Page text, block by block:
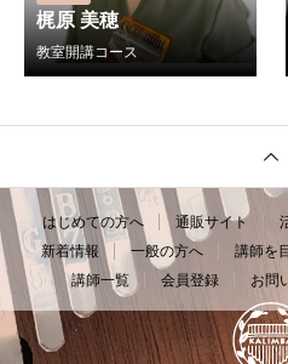
梶原 美穂
教室開講コース
はじめての方へ 通販サイト
新着情報
一般の方へ 講師を
講師一覧
会員登録 お問